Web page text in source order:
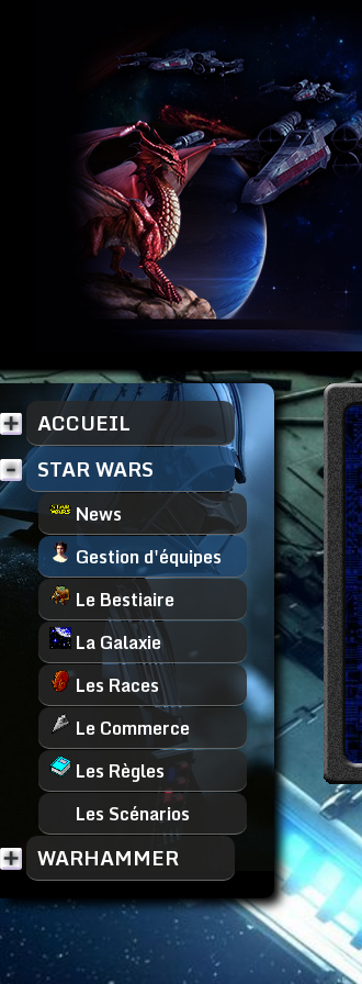
ACCUEIL
STAR WARS
News
Gestion d'équipes
Le Bestiaire
La Galaxie
Les Races
Le Commerce
Les Règles
Les Scénarios
WARHAMMER